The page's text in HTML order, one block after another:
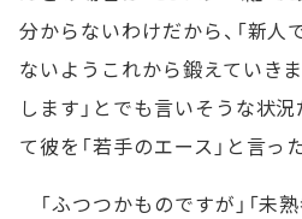
分からないわけだから、「新人
ないようこれから鍛えていき
します」とでも言いそうな状
て彼を「若手のエース」と言った
「ふつつかものですが」「未